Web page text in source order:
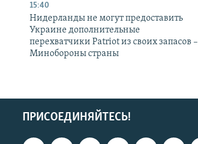
15:40
Нидерланды не могут предоставить
Украине дополнительные
перехватчики Patriot из своих запасов –
Минобороны страны
ПРИСОЕДИНЯЙТЕСЬ!